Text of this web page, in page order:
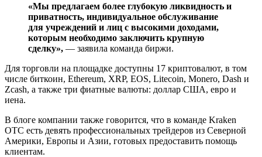
«Мы предлагаем более глубокую ликвидность и
приватность, индивидуальное обслуживание
для учреждений и лиц с высокими доходами,
которым необходимо заключить крупную
сделку», — заявила команда биржи.
Для торговли на площадке доступны 17 криптовалют, в том
числе биткоин, Ethereum, XRP, EOS, Litecoin, Monero, Dash и
Zcash, а также три фиатные валюты: доллар США, евро и
иена.
В блоге компании также говорится, что в команде Kraken
OTC есть девять профессиональных трейдеров из Северной
Америки, Европы и Азии, готовых предоставить помощь
клиентам.